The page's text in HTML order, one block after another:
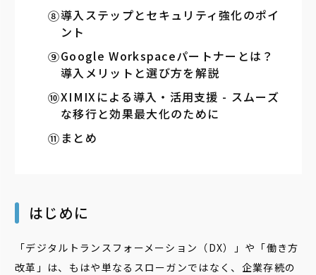
導入ステップとセキュリティ強化のポイ
ント
Google Workspaceパートナーとは？
導入メリットと選び方を解説
XIMIXによる導入・活用支援 - スムーズ
な移行と効果最大化のために
まとめ
はじめに
「デジタルトランスフォーメーション（DX）」や「働き方
改革」は、もはや単なるスローガンではなく、企業存続の